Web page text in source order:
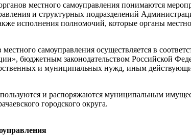
местного самоуправления понимаются
и структурных подразделений
исполнения полномочий, которые органы
самоуправления осуществляется в
бюджетным законодательством Российской
и муниципальных нужд, иным
и распоряжаются муниципальным
городского округа.